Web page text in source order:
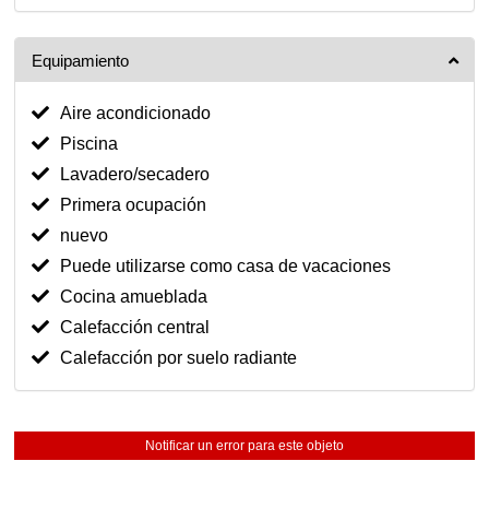
Equipamiento
Aire acondicionado
Piscina
Lavadero/secadero
Primera ocupación
nuevo
Puede utilizarse como casa de vacaciones
Cocina amueblada
Calefacción central
Calefacción por suelo radiante
Notificar un error para este objeto